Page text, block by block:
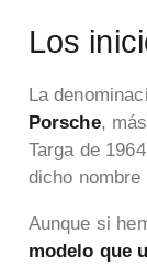
Los
La
Porsche,
Targa de
dicho nombre
Aunque si
modelo que